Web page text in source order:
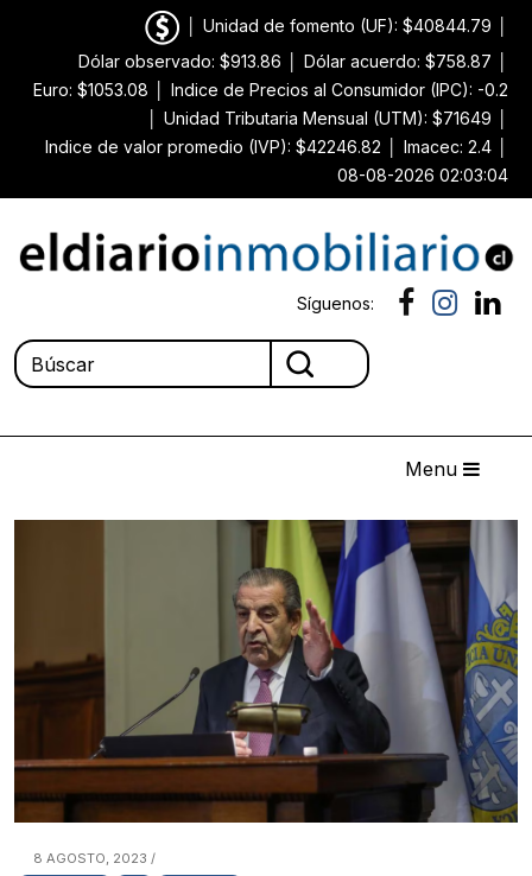
Unidad de fomento (UF): $40844.79
Dólar observado: $913.86
Dólar acuerdo: $758.87
Euro: $1053.08
Indice de Precios al Consumidor (IPC): -0.2
Unidad Tributaria Mensual (UTM): $71649
Indice de valor promedio (IVP): $42246.82
Imacec: 2.4
08-08-2026 02:03:04
Síguenos:
Menu
8 AGOSTO, 2023 /